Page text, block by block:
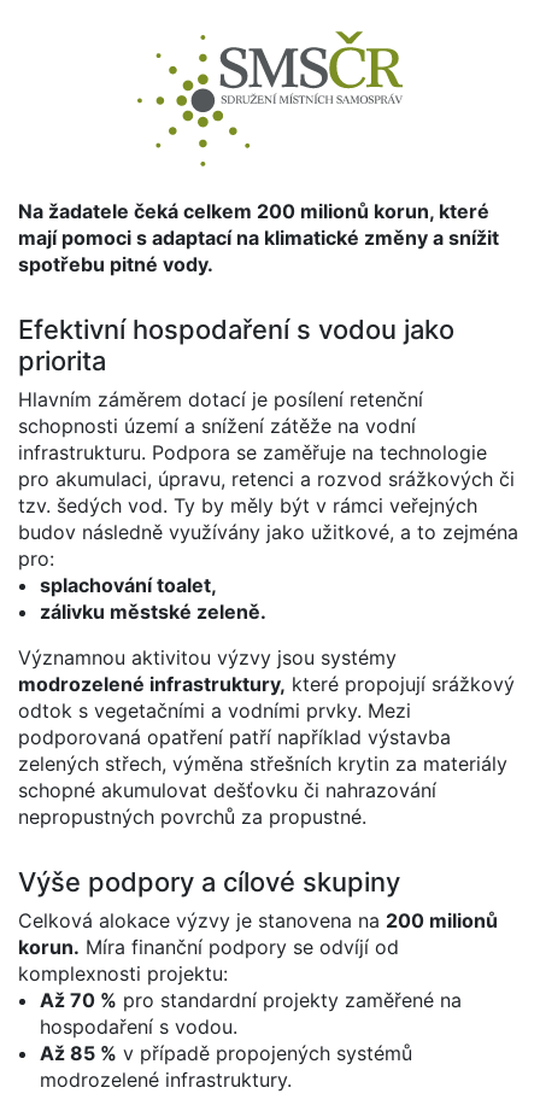
Na žadatele čeká celkem 200 milionů korun, které
mají pomoci s adaptací na klimatické změny a snížit
spotřebu pitné vody.
Efektivní hospodaření s vodou jako
priorita
Hlavním záměrem dotací je posílení retenční
schopnosti území a snížení zátěže na vodní
infrastrukturu. Podpora se zaměřuje na technologie
pro akumulaci, úpravu, retenci a rozvod srážkových či
tzv. šedých vod. Ty by měly být v rámci veřejných
budov následně využívány jako užitkové, a to zejména
pro:
splachování toalet,
zálivku městské zeleně.
Významnou aktivitou výzvy jsou systémy
modrozelené infrastruktury, které propojují srážkový
odtok s vegetačními a vodními prvky. Mezi
podporovaná opatření patří například výstavba
zelených střech, výměna střešních krytin za materiály
schopné akumulovat dešťovku či nahrazování
nepropustných povrchů za propustné.
Výše podpory a cílové skupiny
Celková alokace výzvy je stanovena na 200 milionů
korun. Míra finanční podpory se odvíjí od
komplexnosti projektu:
Až 70 % pro standardní projekty zaměřené na
hospodaření s vodou.
Až 85 % v případě propojených systémů
modrozelené infrastruktury.